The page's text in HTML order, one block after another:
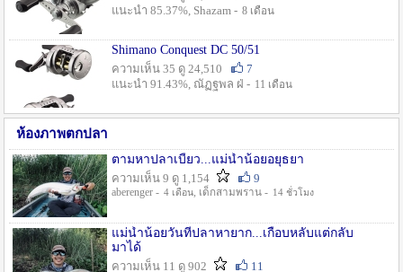
แนะนำ 85.37%, Shazam - 8 เดือน
Shimano Conquest DC 50/51
ความเห็น 35 ดู 24,510
7
แนะนำ 91.43%, ณัฏฐพล ฝ่ - 11 เดือน
ห้องภาพตกปลา
ตามหาปลาเบี้ยว...แม่น้ำน้อยอยุธยา
ความเห็น 9 ดู 1,154
9
aberenger - 4 เดือน, เด็กสามพราน - 14 ชั่วโมง
แม่น้ำน้อยวันที่ปลาหายาก...เกือบหลับแต่กลับ
มาได้
ความเห็น 11 ดู 902
11